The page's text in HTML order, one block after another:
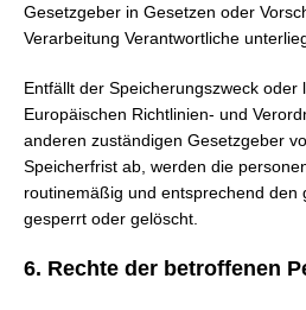
Gesetzgeber in Gesetzen oder
Verarbeitung Verantwortliche
Entfällt der Speicherungszweck oder
Europäischen Richtlinien- und
anderen zuständigen Gesetzgeber
Speicherfrist ab, werden die
routinemäßig und entsprechend den
gesperrt oder gelöscht.
6. Rechte der betroffenen